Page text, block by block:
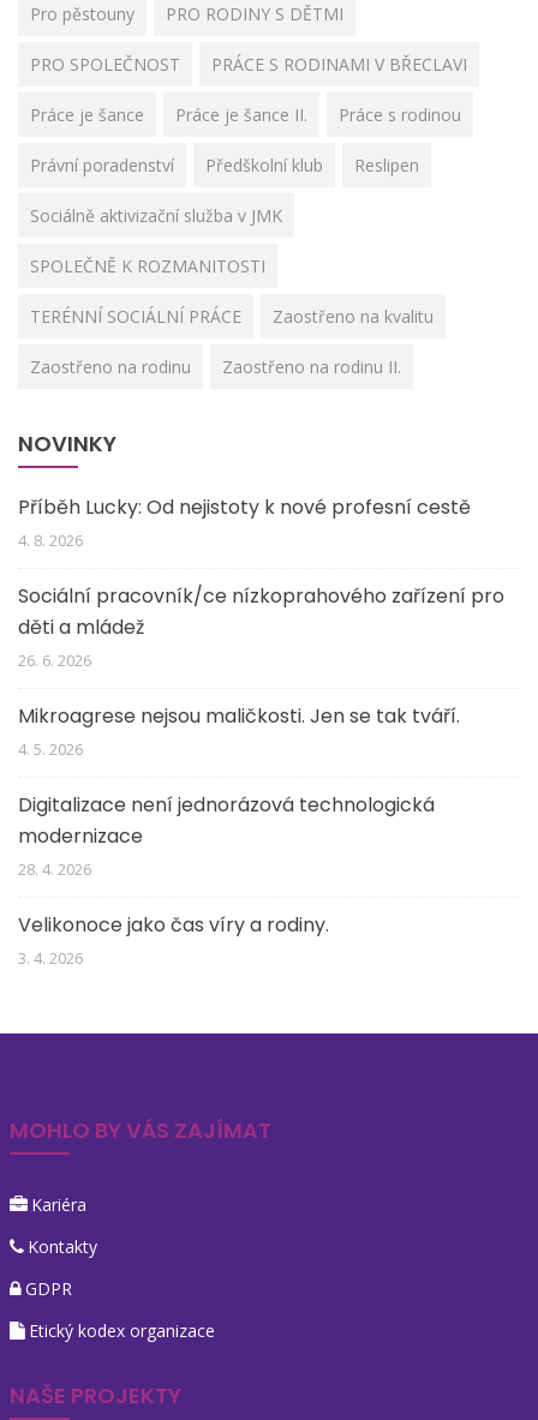
Pro pěstouny PRO RODINY S DĚTMI
PRO SPOLEČNOST PRÁCE S RODINAMI V BŘECLAVI
Práce je šance Práce je šance II. Práce s rodinou
Právní poradenství Předškolní klub Reslipen
Sociálně aktivizační služba v JMK
SPOLEČNĚ K ROZMANITOSTI
TERÉNNÍ SOCIÁLNÍ PRÁCE Zaostřeno na kvalitu
Zaostřeno na rodinu Zaostřeno na rodinu II.
NOVINKY
Příběh Lucky: Od nejistoty k nové profesní cestě
4. 8. 2026
Sociální pracovník/ce nízkoprahového zařízení pro
děti a mládež
26. 6. 2026
Mikroagrese nejsou maličkosti. Jen se tak tváří.
4. 5. 2026
Digitalizace není jednorázová technologická
modernizace
28. 4. 2026
Velikonoce jako čas víry a rodiny.
3. 4. 2026
MOHLO BY VÁS ZAJÍMAT
Kariéra
Kontakty
GDPR
Etický kodex organizace
NAŠE PROJEKTY